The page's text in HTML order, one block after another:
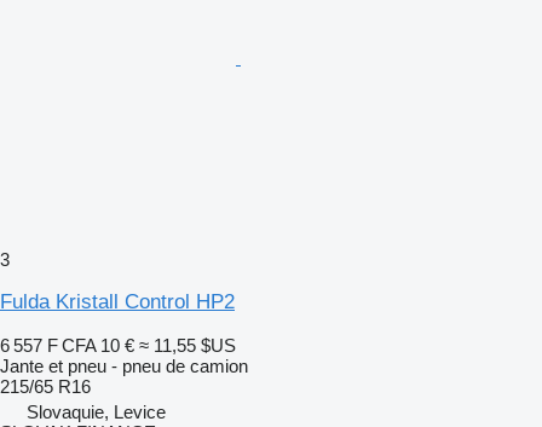
3
Fulda Kristall Control HP2
6 557 F CFA 10 € ≈ 11,55 $US
Jante et pneu - pneu de camion
215/65 R16
Slovaquie, Levice